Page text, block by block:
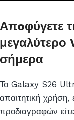
Απoφύγετε
μεγαλύτερο
σήμερα
Το Galaxy S26
απαιτητική χρήση,
προδιαγραφών